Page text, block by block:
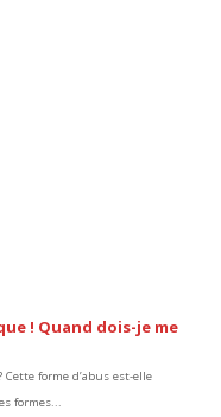
! Quand dois-je me
forme d’abus est-elle
formes...